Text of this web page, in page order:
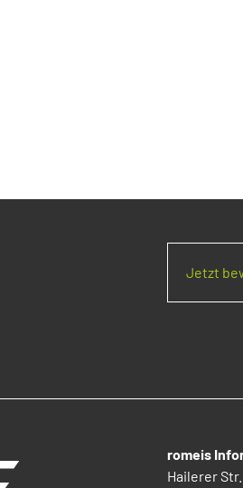
Jetzt
romeis
Hailerer Str.